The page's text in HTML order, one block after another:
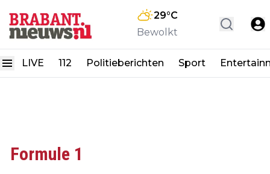
29°C
Bewolkt
LIVE 112 Politieberichten Sport
Formule 1